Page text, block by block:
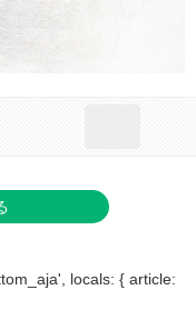
locals: { article: